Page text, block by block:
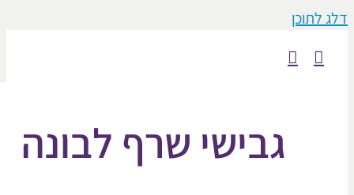
גבישי שרף לבונה